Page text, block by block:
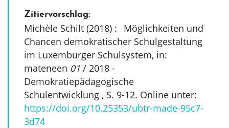
Zitiervorschlag:
Michèle Schilt (2018) :
Möglichkeiten und
Chancen demokratischer Schulgestaltung
im Luxemburger Schulsystem, in:
mateneen 01 / 2018 -
Demokratiepädagogische
Schulentwicklung , S. 9-12. Online unter:
https://doi.org/10.25353/ubtr-made-95c7-
3d74